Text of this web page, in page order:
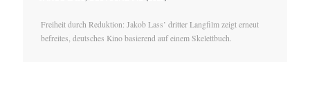
Freiheit durch Reduktion: Jakob Lass’ dritter Langfilm zeigt erneut
befreites, deutsches Kino basierend auf einem Skelettbuch.